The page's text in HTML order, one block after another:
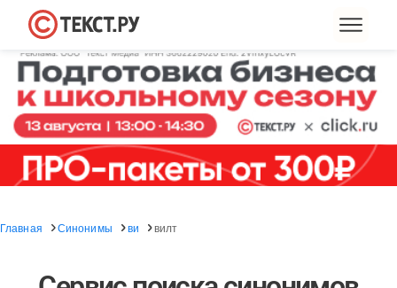
Главная Синонимы ви вилт